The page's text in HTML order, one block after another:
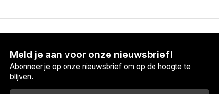
Meld je aan voor onze nieuwsbrief!
Abonneer je op onze nieuwsbrief om op de hoogte te
blijven.